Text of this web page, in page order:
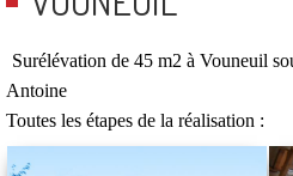
Surélévation de 45 m2 à Vouneuil
Antoine
Toutes les étapes de la réalisation :